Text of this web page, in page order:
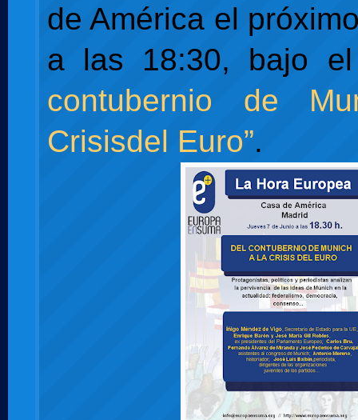
de América el
a las 18:30, bajo
contubernio de
Crisisdel Euro”.